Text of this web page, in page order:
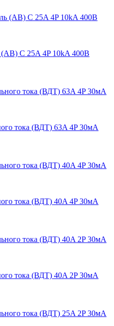
C 25A 4P 10kA 400В
тока (ВДТ) 63A 4P 30мА
тока (ВДТ) 40A 4P 30мА
тока (ВДТ) 40A 2P 30мА